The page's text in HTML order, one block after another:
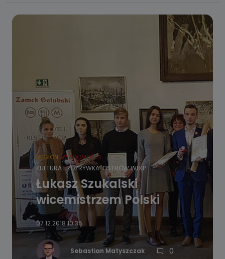
REGION WIADOMOŚCI
KULTURA I ROZRYWKA OSTRÓW WLKP.
Łukasz Szukalski
wicemistrzem Polski
07.12.2018 10:35
Sebastian Matyszczak 0